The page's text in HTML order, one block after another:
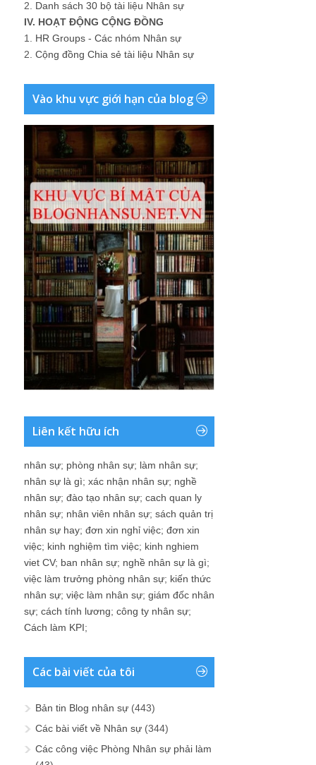
2. Danh sách 30 bộ tài liệu Nhân sự
IV. HOẠT ĐỘNG CỘNG ĐỒNG
1. HR Groups - Các nhóm Nhân sự
2. Cộng đồng Chia sẻ tài liệu Nhân sự
Vào khu vực giới hạn của blog
Liên kết hữu ích
nhân sự; phòng nhân sự; làm nhân sự;
nhân sự là gì; xác nhận nhân sự; nghề
nhân sự; đào tạo nhân sự; cach quan ly
nhân sự; nhân viên nhân sự; sách quản trị
nhân sự hay; đơn xin nghỉ việc; đơn xin
việc; kinh nghiệm tìm việc; kinh nghiem
viet CV; ban nhân sự; nghề nhân sự là gì;
việc làm trưởng phòng nhân sự; kiến thức
nhân sự; việc làm nhân sự; giám đốc nhân
sự; cách tính lương; công ty nhân sự;
Cách làm KPI;
Các bài viết của tôi
Bản tin Blog nhân sự (443)
Các bài viết về Nhân sự (344)
Các công việc Phòng Nhân sự phải làm